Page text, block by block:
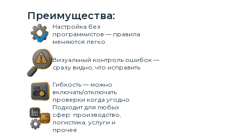
Преимущества:
Настройка без
программистов — правила
меняются легко
Визуальный контроль ошибок —
сразу видно, что исправить
Гибкость — можно
включать/отключать
проверки когда угодно
Подходит для любых
сфер: производство,
логистика, услуги и
прочее